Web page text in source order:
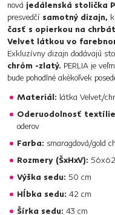
nová jedálenská stolička
presvedčí samotný dizajn,
časť s opierkou na
Velvet látkou vo
Exkluzívny dizajn dodávajú
chróm -zlatý. PERLIA je
bude pohodlné akékoľvek
Materiál: látka Velvet/
Oderuodolnosť
oderov
Farba: smaragdová/gold
Rozmery (ŠxHxV):
Výška sedu: 50 cm
Hĺbka sedu: 42 cm
Šírka sedu: 43 cm